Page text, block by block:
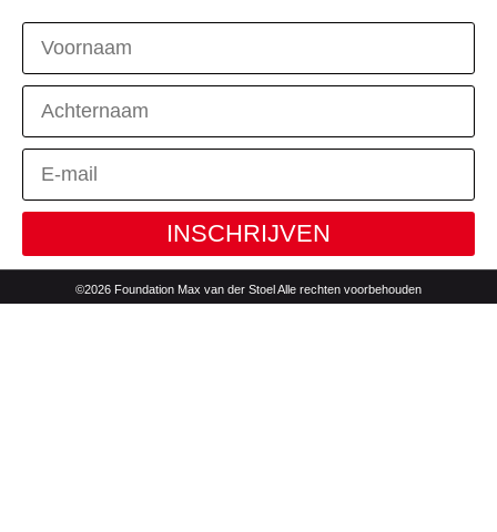
INSCHRIJVEN
©2026 Foundation Max van der Stoel Alle rechten voorbehouden